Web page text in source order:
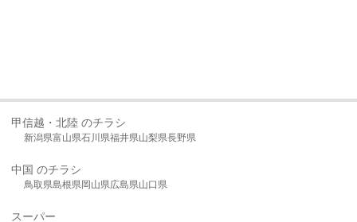
甲信越・北陸 のチラシ
新潟県富山県石川県福井県山梨県長野県
中国 のチラシ
鳥取県島根県岡山県広島県山口県
スーパー